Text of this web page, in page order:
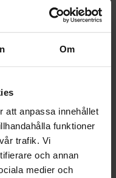
Om
att anpassa innehållet
funktioner
trafik. Vi
och annan
medier och